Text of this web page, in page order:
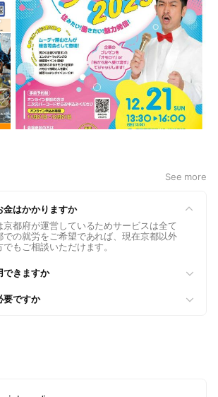
See more
金はかかりますか
京都府が運営しているためサービスは全て
での就労をご希望であれば、現在京都以外
もご相談いただけます。
できますか
要ですか